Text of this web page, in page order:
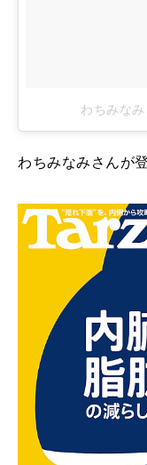
わちみな
わちみなみさんが